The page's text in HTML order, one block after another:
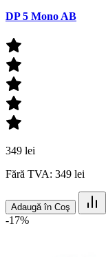
DP 5 Mono AB
349 lei
Fără TVA: 349 lei
Adaugă în Coş
-17%